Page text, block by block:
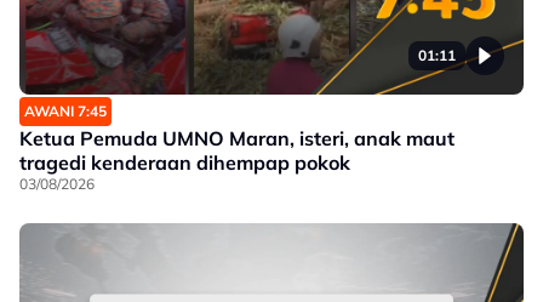
01:11
AWANI 7:45
Ketua Pemuda UMNO Maran, isteri, anak maut
tragedi kenderaan dihempap pokok
03/08/2026